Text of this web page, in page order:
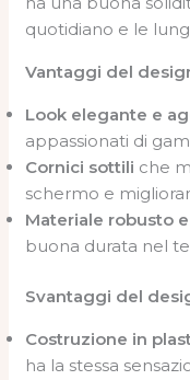
quotidiano e le
Vantaggi del
Look elegante e
appassionati di
Cornici sottili che
schermo e
Materiale robusto
buona durata nel
Svantaggi del
Costruzione in
ha la stessa